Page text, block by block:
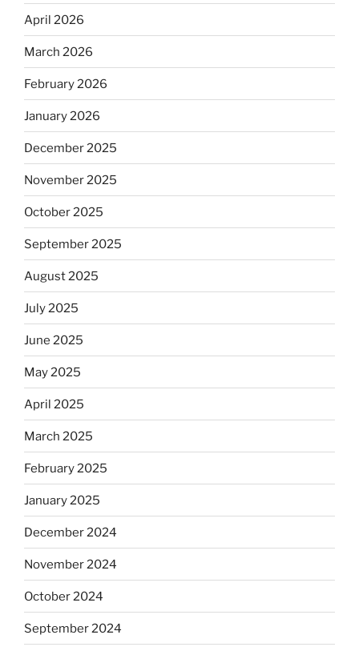
April 2026
March 2026
February 2026
January 2026
December 2025
November 2025
October 2025
September 2025
August 2025
July 2025
June 2025
May 2025
April 2025
March 2025
February 2025
January 2025
December 2024
November 2024
October 2024
September 2024